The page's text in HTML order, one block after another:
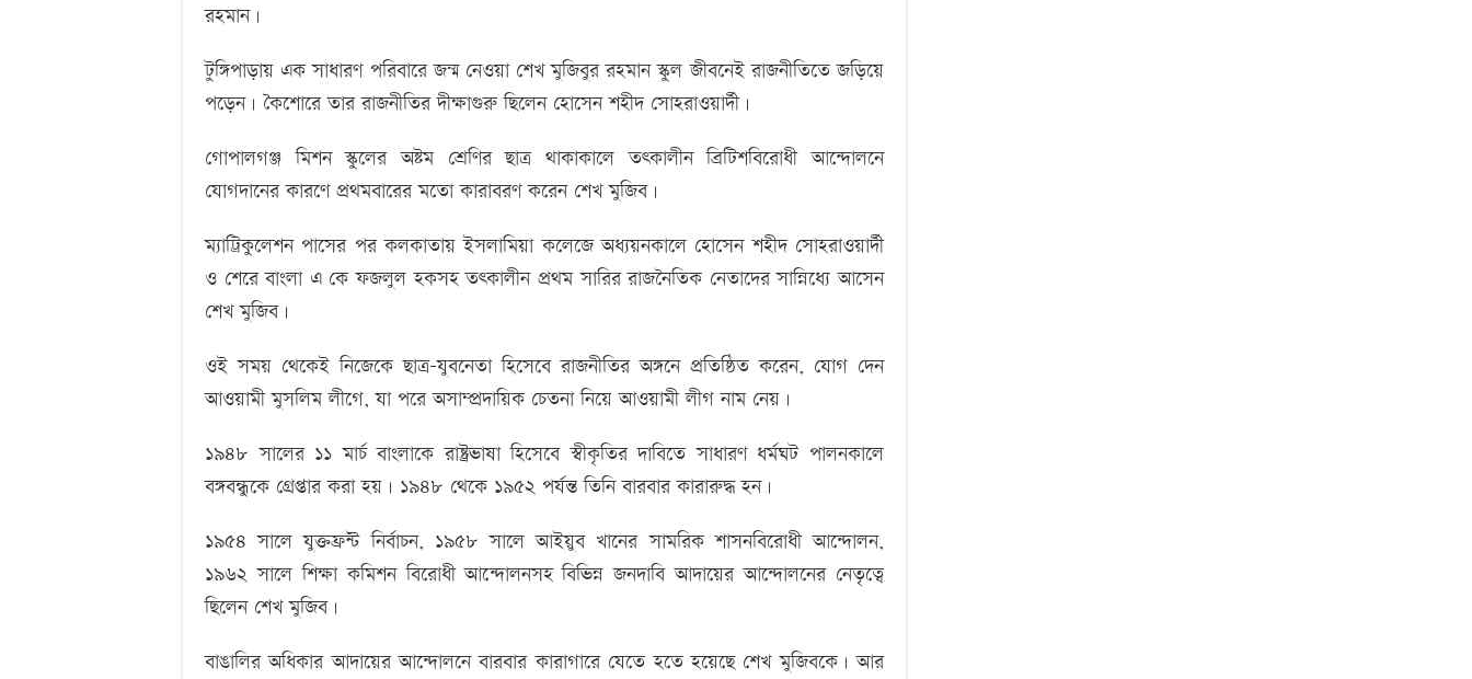
রহমান।
টুঙ্গিপাড়ায় এক সাধারণ পরিবারে জন্ম নেওয়া শেখ মুজিবুর রহমান স্কুল জীবনেই রাজনীতিতে জড়িয়ে
পড়েন। কৈশোরে তার রাজনীতির দীক্ষাগুরু ছিলেন হোসেন শহীদ সোহরাওয়ার্দী।
গোপালগঞ্জ মিশন স্কুলের অষ্টম শ্রেণির ছাত্র থাকাকালে তৎকালীন ব্রিটিশবিরোধী আন্দোলনে
যোগদানের কারণে প্রথমবারের মতো কারাবরণ করেন শেখ মুজিব।
ম্যাট্রিকুলেশন পাসের পর কলকাতায় ইসলামিয়া কলেজে অধ্যয়নকালে হোসেন শহীদ সোহরাওয়ার্দী
ও শেরে বাংলা এ কে ফজলুল হকসহ তৎকালীন প্রথম সারির রাজনৈতিক নেতাদের সান্নিধ্যে আসেন
শেখ মুজিব।
ওই সময় থেকেই নিজেকে ছাত্র-যুবনেতা হিসেবে রাজনীতির অঙ্গনে প্রতিষ্ঠিত করেন, যোগ দেন
আওয়ামী মুসলিম লীগে, যা পরে অসাম্প্রদায়িক চেতনা নিয়ে আওয়ামী লীগ নাম নেয়।
১৯৪৮ সালের ১১ মার্চ বাংলাকে রাষ্ট্রভাষা হিসেবে স্বীকৃতির দাবিতে সাধারণ ধর্মঘট পালনকালে
বঙ্গবন্ধুকে গ্রেপ্তার করা হয়। ১৯৪৮ থেকে ১৯৫২ পর্যন্ত তিনি বারবার কারারুদ্ধ হন।
১৯৫৪ সালে যুক্তফ্রন্ট নির্বাচন, ১৯৫৮ সালে আইয়ুব খানের সামরিক শাসনবিরোধী আন্দোলন,
১৯৬২ সালে শিক্ষা কমিশন বিরোধী আন্দোলনসহ বিভিন্ন জনদাবি আদায়ের আন্দোলনের নেতৃত্বে
ছিলেন শেখ মুজিব।
বাঙালির অধিকার আদায়ের আন্দোলনে বারবার কারাগারে যেতে হতে হয়েছে শেখ মুজিবকে। আর